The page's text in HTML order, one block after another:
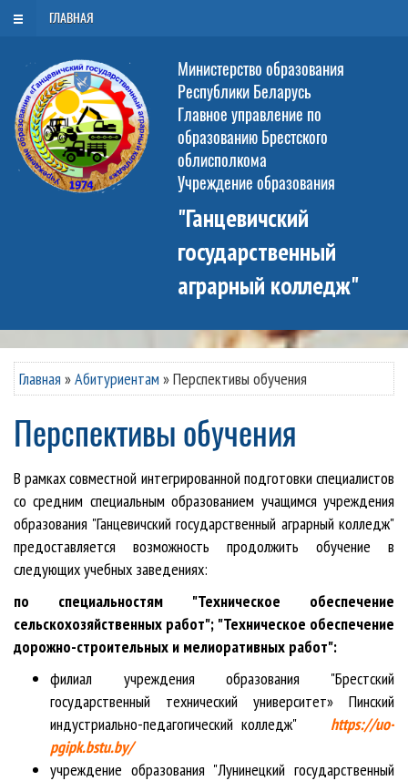
Пятница, 7 августа 2026
Министерство образования
Республики Беларусь
Главное управление по
образованию Брестского
облисполкома
Учреждение образования
"Ганцевичский
государственный
аграрный колледж"
ГЛАВНАЯ
Главная »Абитуриентам »Перспективы обучения
Перспективы обучения
В рамках совместной интегрированной подготовки специалистов
со средним специальным образованием учащимся учреждения
образования "Ганцевичский государственный аграрный колледж"
предоставляется возможность продолжить обучение в
следующих учебных заведениях:
по специальностям "Техническое обеспечение
сельскохозяйственных работ"; "Техническое обеспечение
дорожно-строительных и мелиоративных работ":
филиал учреждения образования "Брестский
государственный технический университет» Пинский
индустриально-педагогический колледж"
https://uo-
pgipk.bstu.by/
учреждение образования "Лунинецкий государственный